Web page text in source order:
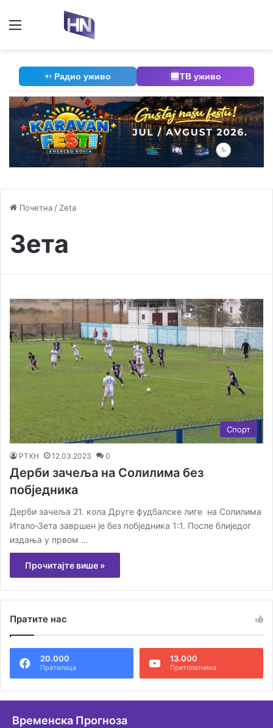
Радио уживо ТВ уживо
Почетна / Zeta
Зета
Спорт
РТХН 12.03.2023 0
Дерби зачеља на Солилима без
побједника
Дерби зачеља 21. кола Друге фудбалске лиге на Солилима
Игало-Зета завршен је без побједника 1:1. После блиједог
издања у првом …
Прочитајте више »
Пратите нас
20.000
Пратилаца
13.000
Претплатника
Временска Прогноза